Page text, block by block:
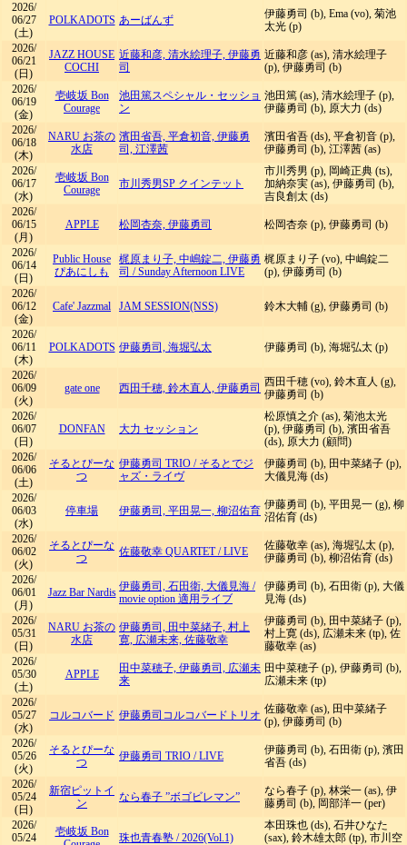
2026/
06/27
(土)
POLKADOTS あーばんず
伊藤勇司 (b), Ema (vo), 菊池
太光 (p)
2026/
06/21
(日)
JAZZ HOUSE
COCHI
近藤和彦, 清水絵理子, 伊藤勇
司
近藤和彦 (as), 清水絵理子
(p), 伊藤勇司 (b)
2026/
06/19
(金)
壱岐坂 Bon
Courage
池田篤スペシャル・セッショ
ン
池田篤 (as), 清水絵理子 (p),
伊藤勇司 (b), 原大力 (ds)
2026/
06/18
(木)
NARU お茶の
水店
濱田省吾, 平倉初音, 伊藤勇
司, 江澤茜
濱田省吾 (ds), 平倉初音 (p),
伊藤勇司 (b), 江澤茜 (as)
2026/
06/17
(水)
壱岐坂 Bon
Courage
市川秀男SP クインテット
市川秀男 (p), 岡崎正典 (ts),
加納奈実 (as), 伊藤勇司 (b),
吉良創太 (ds)
2026/
06/15
(月)
APPLE 松岡杏奈, 伊藤勇司 松岡杏奈 (p), 伊藤勇司 (b)
2026/
06/14
(日)
Public House
ぴあにしも
梶原まり子, 中嶋錠二, 伊藤勇
司 /Sunday Afternoon LIVE
梶原まり子 (vo), 中嶋錠二
(p), 伊藤勇司 (b)
2026/
06/12
(金)
Cafe' Jazzmal JAM SESSION(NSS) 鈴木大輔 (g), 伊藤勇司 (b)
2026/
06/11
(木)
POLKADOTS 伊藤勇司, 海堀弘太 伊藤勇司 (b), 海堀弘太 (p)
2026/
06/09
(火)
gate one 西田千穂, 鈴木直人, 伊藤勇司 西田千穂 (vo), 鈴木直人 (g),
伊藤勇司 (b)
2026/
06/07
(日)
DONFAN 大力 セッション
松原慎之介 (as), 菊池太光
(p), 伊藤勇司 (b), 濱田省吾
(ds), 原大力 (顧問)
2026/
06/06
(土)
そるとぴーな
つ
伊藤勇司 TRIO / そるとでジ
ャズ・ライヴ
伊藤勇司 (b), 田中菜緒子 (p),
大儀見海 (ds)
2026/
06/03
(水)
停車場 伊藤勇司, 平田晃一, 柳沼佑育 伊藤勇司 (b), 平田晃一 (g), 柳
沼佑育 (ds)
2026/
06/02
(火)
そるとぴーな
つ
佐藤敬幸 QUARTET/LIVE
佐藤敬幸 (as), 海堀弘太 (p),
伊藤勇司 (b), 柳沼佑育 (ds)
2026/
06/01
(月)
Jazz Bar Nardis 伊藤勇司, 石田衛, 大儀見海 /
movie option 適用ライブ
伊藤勇司 (b), 石田衛 (p), 大儀
見海 (ds)
2026/
05/31
(日)
NARU お茶の
水店
伊藤勇司, 田中菜緒子, 村上
寛, 広瀬未来, 佐藤敬幸
伊藤勇司 (b), 田中菜緒子 (p),
村上寛 (ds), 広瀬未来 (tp), 佐
藤敬幸 (as)
2026/
05/30
(土)
APPLE
田中菜穂子, 伊藤勇司, 広瀬未
来
田中菜穂子 (p), 伊藤勇司 (b),
広瀬未来 (tp)
2026/
05/27
(水)
コルコバード 伊藤勇司コルコバードトリオ 佐藤敬幸 (as), 田中菜緒子
(p), 伊藤勇司 (b)
2026/
05/26
(火)
そるとぴーな
つ
伊藤勇司 TRIO /LIVE
伊藤勇司 (b), 石田衛 (p), 濱田
省吾 (ds)
2026/
05/24
(日)
新宿ピットイ
ン
なら春子 ”ボゴビレマン”
なら春子 (p), 林栄一 (as), 伊
藤勇司 (b), 岡部洋一 (per)
2026/
05/24
壱岐坂 Bon
珠也青春塾 /2026(Vol.1)
本田珠也 (ds), 石井ひなた
(sax), 鈴木雄太郎 (tp), 市川空